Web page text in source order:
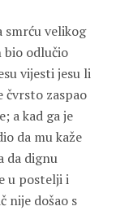
smrću velikog
bio odlučio
vijesti jesu li
zaspao
a kad ga je
da mu kaže
da dignu
u postelji i
nije došao s